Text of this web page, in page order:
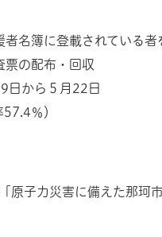
名簿に登載されている者
の配布・回収
日から５月22日
％）
原子力災害に備えた那